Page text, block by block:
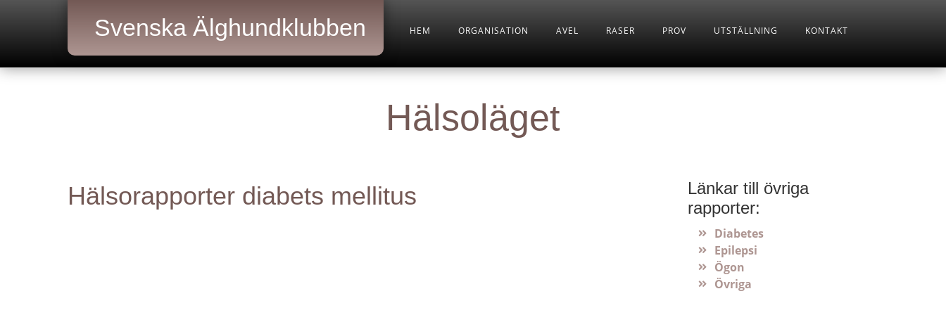
Svenska Älghundklubben HEM ORGANISATION AVEL RASER PROV UTSTÄLLNING KONTAKT
Hälsoläget
Hälsorapporter diabets mellitus
Länkar till övriga
rapporter:
Diabetes
Epilepsi
Ögon
Övriga